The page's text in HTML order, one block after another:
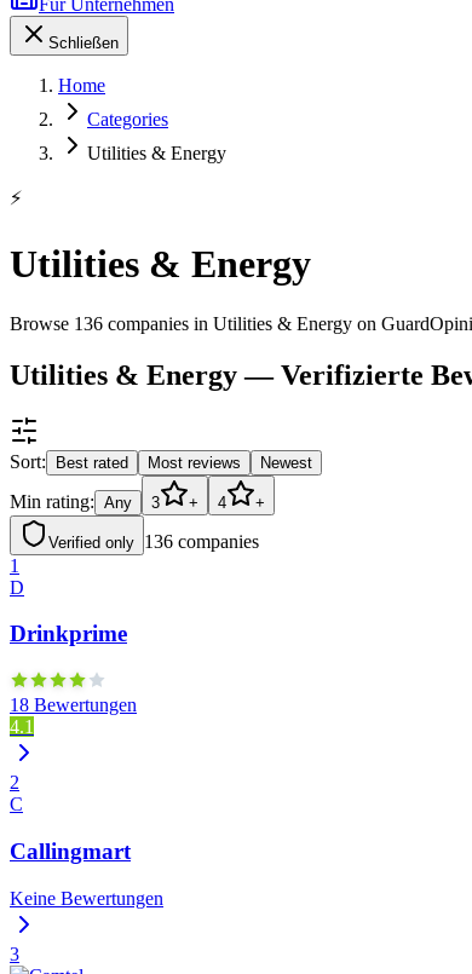
Für Unternehmen
Schließen
Home
Categories
Utilities & Energy
⚡
Utilities & Energy
Browse 136 companies in Utilities & Energy on
Utilities & Energy — Verifizierte
Sort: Best rated Most reviews Newest
Min rating: Any 3 + 4 +
Verified only 136 companies
1
D
Drinkprime
18 Bewertungen
4.1
2
C
Callingmart
Keine Bewertungen
3